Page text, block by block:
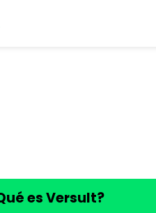
es Versult?